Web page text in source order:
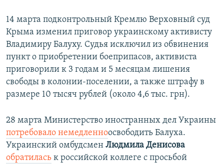
14 марта подконтрольный Кремлю Верховный суд
Крыма изменил приговор украинскому активисту
Владимиру Балуху. Судья исключил из обвинения
пункт о приобретении боеприпасов, активиста
приговорили к 3 годам и 5 месяцам лишения
свободы в колонии-поселении, а также штрафу в
размере 10 тысяч рублей (около 4,6 тыс. грн).
28 марта Министерство иностранных дел Украины
потребовало немедленноосвободить Балуха.
Украинский омбудсмен Людмила Денисова
обратилась к российской коллеге с просьбой